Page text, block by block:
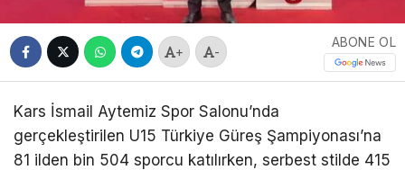
+ -
ABONE OL
Kars İsmail Aytemiz Spor Salonu’nda
gerçekleştirilen U15 Türkiye Güreş Şampiyonası’na
81 ilden bin 504 sporcu katılırken, serbest stilde 415